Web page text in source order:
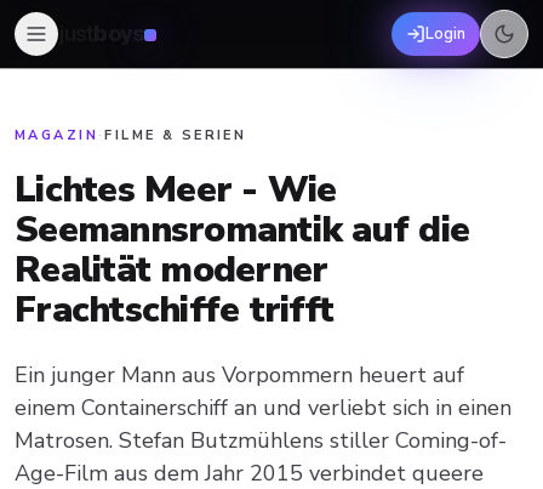
boys Login
MAGAZIN ·FILME & SERIEN
Lichtes Meer - Wie
Seemannsromantik auf die
Realität moderner
Frachtschiffe trifft
Ein junger Mann aus Vorpommern heuert auf
einem Containerschiff an und verliebt sich in einen
Matrosen. Stefan Butzmühlens stiller Coming-of-
Age-Film aus dem Jahr 2015 verbindet queere